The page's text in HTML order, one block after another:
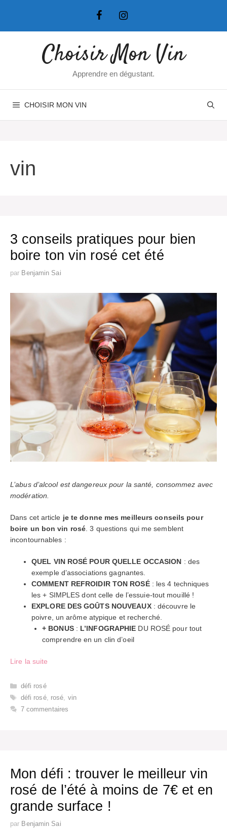
Choisir Mon Vin
Apprendre en dégustant.
CHOISIR MON VIN
vin
3 conseils pratiques pour bien
boire ton vin rosé cet été
par Benjamin Sai
L’abus d’alcool est dangereux pour la santé, consommez avec
modération.
Dans cet article je te donne mes meilleurs conseils pour
boire un bon vin rosé. 3 questions qui me semblent
incontournables :
QUEL VIN ROSÉ POUR QUELLE OCCASION : des
exemple d’associations gagnantes.
COMMENT REFROIDIR TON ROSÉ: les 4 techniques
les + SIMPLES dont celle de l’essuie-tout mouillé !
EXPLORE DES GOÛTS NOUVEAUX : découvre le
poivre, un arôme atypique et recherché.
+ BONUS: L’INFOGRAPHIE DU ROSÉ pour tout
comprendre en un clin d’oeil
Lire la suite
Catégories
défi rosé
Étiquettes
défi rosé, rosé, vin
7 commentaires
Mon défi : trouver le meilleur vin
rosé de l’été à moins de 7€ et en
grande surface !
par Benjamin Sai